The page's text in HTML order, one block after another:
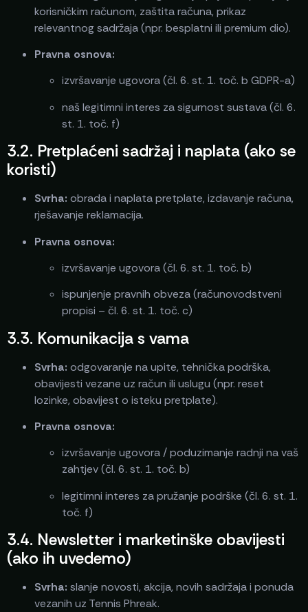
korisničkim računom, zaštita računa, prikaz
relevantnog sadržaja (npr. besplatni ili premium dio).
Pravna osnova:
izvršavanje ugovora (čl. 6. st. 1. toč. b GDPR-a)
naš legitimni interes za sigurnost sustava (čl. 6.
st. 1. toč. f)
3.2. Pretplaćeni sadržaj i naplata (ako se
koristi)
Svrha: obrada i naplata pretplate, izdavanje računa,
rješavanje reklamacija.
Pravna osnova:
izvršavanje ugovora (čl. 6. st. 1. toč. b)
ispunjenje pravnih obveza (računovodstveni
propisi – čl. 6. st. 1. toč. c)
3.3. Komunikacija s vama
Svrha: odgovaranje na upite, tehnička podrška,
obavijesti vezane uz račun ili uslugu (npr. reset
lozinke, obavijest o isteku pretplate).
Pravna osnova:
izvršavanje ugovora / poduzimanje radnji na vaš
zahtjev (čl. 6. st. 1. toč. b)
legitimni interes za pružanje podrške (čl. 6. st. 1.
toč. f)
3.4. Newsletter i marketinške obavijesti
(ako ih uvedemo)
Svrha: slanje novosti, akcija, novih sadržaja i ponuda
vezanih uz Tennis Phreak.